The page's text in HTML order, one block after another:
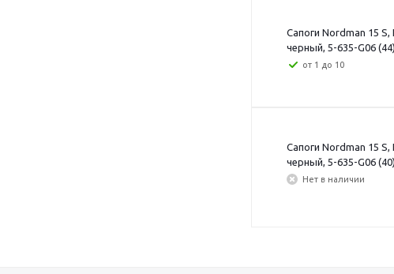
Сапоги Nordman 15
черный, 5-635-G06 (44)
от 1 до 10
Сапоги Nordman 15
черный, 5-635-G06 (40)
Нет в наличии